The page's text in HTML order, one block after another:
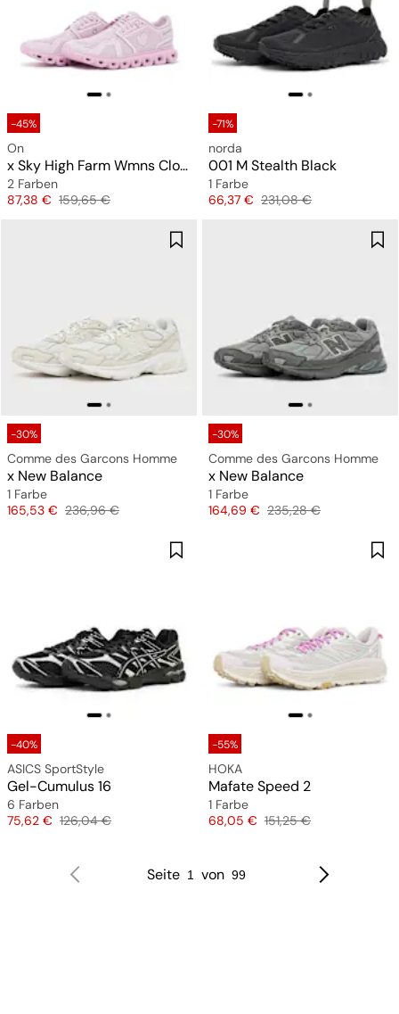
-45%
On
x Sky High Farm Wmns Cloud 6
2 Farben
Preis
87,38 € Originalpreis
159,65 €
-71%
norda
001 M Stealth Black
1 Farbe
Preis
66,37 € Originalpreis
231,08 €
-30%
Comme des Garcons Homme
x New Balance
1 Farbe
Preis
165,53 € Originalpreis
236,96 €
-30%
Comme des Garcons Homme
x New Balance
1 Farbe
Preis
164,69 € Originalpreis
235,28 €
-40%
ASICS SportStyle
Gel-Cumulus 16
6 Farben
Preis
75,62 € Originalpreis
126,04 €
-55%
HOKA
Mafate Speed 2
1 Farbe
Preis
68,05 € Originalpreis
151,25 €
Seite 1 von 99